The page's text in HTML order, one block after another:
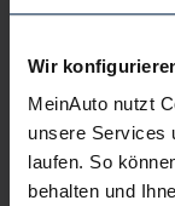
Wir
MeinAuto nutzt
unsere Services
laufen. So
behalten und
Nur
Alle